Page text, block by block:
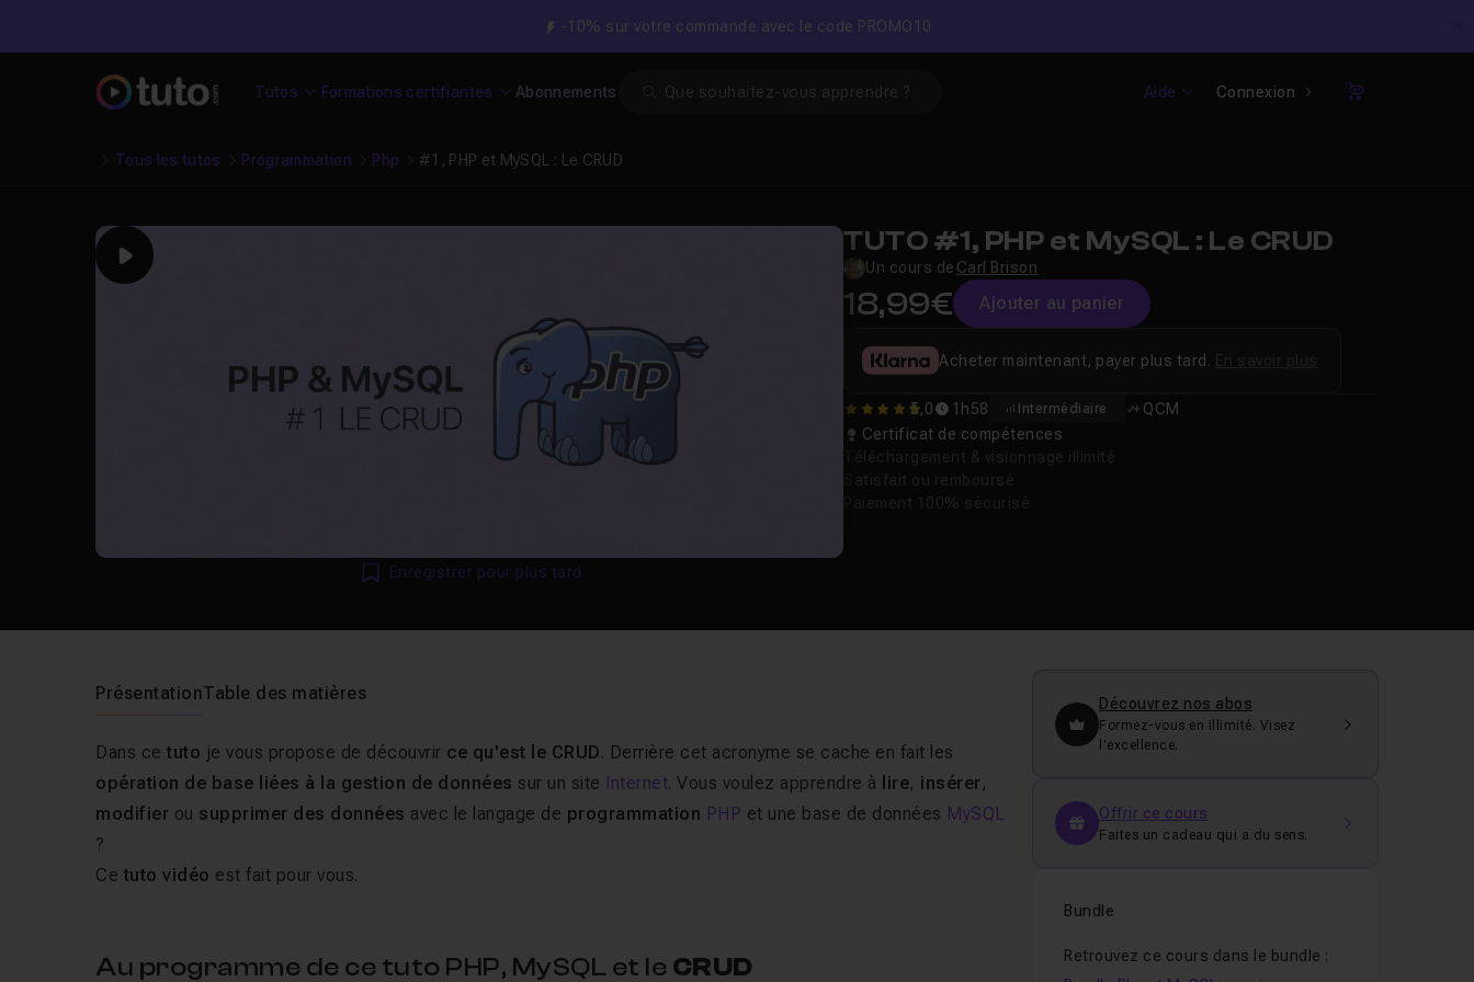
-10% sur votre commande avec le code PROMO10
Tutos Formations certifiantes Abonnements Aide Connexion
Panier
Tous les tutos Programmation Php #1, PHP et MySQL : Le CRUD
Play
Enregistrer pour plus tard
TUTO #1, PHP et MySQL : Le CRUD
Un cours de Carl Brison
18,99€ Ajouter au panier
5 5,0 1h58 Intermédiaire
QCM
Certificat de compétences
Acheter maintenant, payer plus tard.
PrésentationTable des matières
Dans cetuto je vous propose de découvrir ce qu'est le CRUD. Derrière cet acronyme se cache en fait les
opération de base liées à la gestion de données sur un site Internet. Vous voulez apprendre à lire, insérer ,
modifier ou supprimer des données avec le langage de programmation PHP et une base de données MySQL
?
Ce tuto vidéo est fait pour vous.
Au programme de ce tuto PHP, MySQL et le CRUD
Découvrez nos abos
Formez-vous en illimité. Visez
l’excellence.
Offrir ce cours
Faites un cadeau qui a du sens.
Bundle
Retrouvez ce cours dans le bundle :